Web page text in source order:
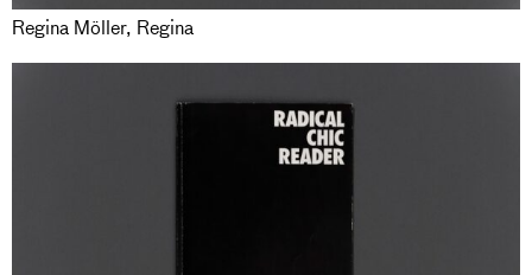
Regina Möller, Regina